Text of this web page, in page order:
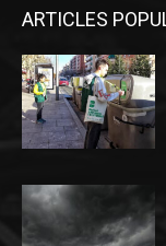
ARTICLES